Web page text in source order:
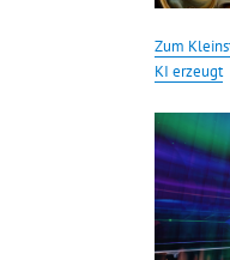
Zum
KI erzeugt